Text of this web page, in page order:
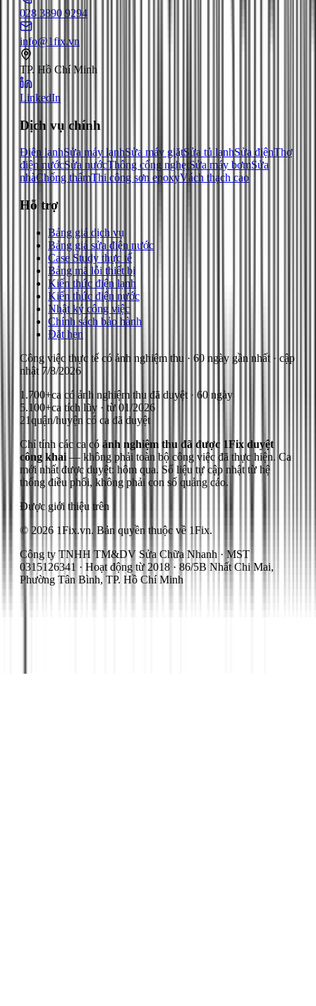
028 3890 9294
info@1fix.vn
TP. Hồ Chí Minh
LinkedIn
Dịch vụ chính
Điện lạnhSửa máy lạnhSửa máy giặtSửa tủ lạnhSửa điệnThợ
điện nướcSửa nướcThông cống nghẹtSửa máy bơmSửa
nhàChống thấmThi công sơn epoxyVách thạch cao
Hỗ trợ
Bảng giá dịch vụ
Bảng giá sửa điện nước
Case Study thực tế
Bảng mã lỗi thiết bị
Kiến thức điện lạnh
Kiến thức điện nước
Nhật ký công việc
Chính sách bảo hành
Đặt hẹn
Công việc thực tế có ảnh nghiệm thu · 60 ngày gần nhất · cập
nhật 7/8/2026
1.700+ca có ảnh nghiệm thu đã duyệt · 60 ngày
5.100+ca tích lũy · từ 01/2026
21quận/huyện có ca đã duyệt
Chỉ tính các ca có ảnh nghiệm thu đã được 1Fix duyệt
công khai — không phải toàn bộ công việc đã thực hiện. Ca
mới nhất được duyệt: hôm qua. Số liệu tự cập nhật từ hệ
thống điều phối, không phải con số quảng cáo.
Được giới thiệu trên
© 2026 1Fix.vn. Bản quyền thuộc về 1Fix.
Công ty TNHH TM&DV Sửa Chữa Nhanh · MST
0315126341 · Hoạt động từ 2018 · 86/5B Nhất Chi Mai,
Phường Tân Bình, TP. Hồ Chí Minh